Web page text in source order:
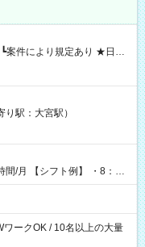
に現金GET♪ お仕事後はコ
試用期間】試
駅：大宮駅）
・8：00
ワークOK / 10名以上の大量